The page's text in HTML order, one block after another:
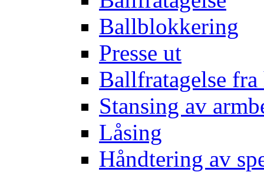
Ballblokkering
Presse ut
Ballfratagelse fra
Stansing av
Låsing
Håndtering av